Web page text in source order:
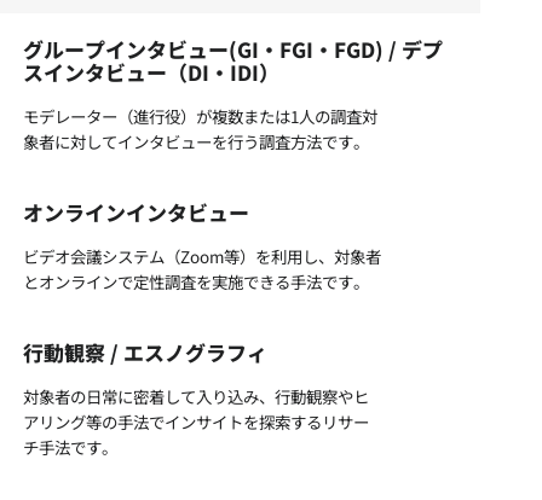
グループインタビュー(GI・FGI・FGD) / デプ
スインタビュー（DI・IDI）
モデレーター（進行役）が複数または1人の調査対
象者に対してインタビューを行う調査方法です。
オンラインインタビュー
ビデオ会議システム（Zoom等）を利用し、対象者
とオンラインで定性調査を実施できる手法です。
行動観察 / エスノグラフィ
対象者の日常に密着して入り込み、行動観察やヒ
アリング等の手法でインサイトを探索するリサー
チ手法です。